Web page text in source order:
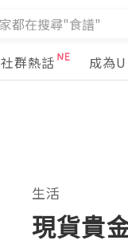
社群熱話 成為
生活
現貨貴